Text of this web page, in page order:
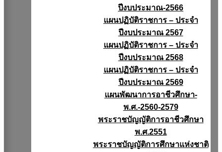
ปีงบประมาณ-2566
แผนปฏิบัติราชการ – ประจำ
ปีงบประมาณ 2567
แผนปฏิบัติราชการ – ประจำ
ปีงบประมาณ 2568
แผนปฏิบัติราชการ – ประจำ
ปีงบประมาณ 2569
แผนพัฒนาการอาชีวศึกษา-
พ.ศ.-2560-2579
พระราชบัญญัติการอาชีวศึกษา
พ.ศ.2551
พระราชบัญญัติการศึกษาแห่งชาติ